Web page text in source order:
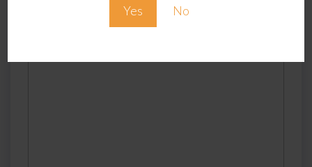
Yes No